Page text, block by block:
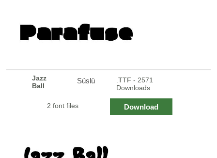
Jazz
Ball
Süslü
.TTF - 2571
Downloads
2 font files Download